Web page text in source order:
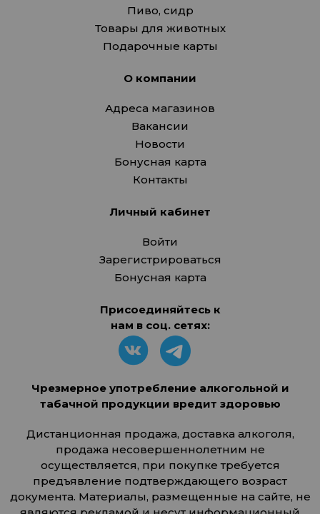
Пиво, сидр
Товары для животных
Подарочные карты
О компании
Адреса магазинов
Вакансии
Новости
Бонусная карта
Контакты
Личный кабинет
Войти
Зарегистрироваться
Бонусная карта
Присоединяйтесь к
нам в соц. сетях:
Чрезмерное употребление алкогольной и
табачной продукции вредит здоровью
Дистанционная продажа, доставка алкоголя,
продажа несовершеннолетним не
осуществляется, при покупке требуется
предъявление подтверждающего возраст
документа. Материалы, размещенные на сайте, не